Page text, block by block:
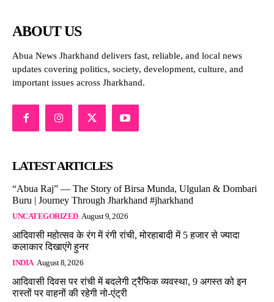
ABOUT US
Abua News Jharkhand delivers fast, reliable, and local news
updates covering politics, society, development, culture, and
important issues across Jharkhand.
LATEST ARTICLES
“Abua Raj” — The Story of Birsa Munda, Ulgulan & Dombari
Buru | Journey Through Jharkhand #jharkhand
UNCATEGORIZED August 9, 2026
आदिवासी महोत्सव के रंग में रंगी रांची, मोरहाबादी में 5 हजार से ज्यादा
कलाकार दिखाएंगे हुनर
INDIA August 8, 2026
आदिवासी दिवस पर रांची में बदलेगी ट्रैफिक व्यवस्था, 9 अगस्त को इन
रास्तों पर वाहनों की रहेगी नो-एंट्री